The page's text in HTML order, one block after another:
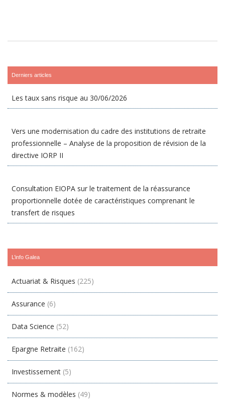
Derniers articles
Les taux sans risque au 30/06/2026
Vers une modernisation du cadre des institutions de retraite
professionnelle – Analyse de la proposition de révision de la
directive IORP II
Consultation EIOPA sur le traitement de la réassurance
proportionnelle dotée de caractéristiques comprenant le
transfert de risques
L’info Galea
Actuariat & Risques (225)
Assurance (6)
Data Science (52)
Epargne Retraite (162)
Investissement (5)
Normes & modèles (49)